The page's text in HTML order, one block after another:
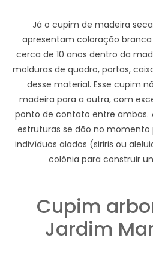
Já o cupim de madeira
apresentam coloração
cerca de 10 anos dentro da
molduras de quadro, portas,
desse material. Esse cupim
madeira para a outra, com
ponto de contato entre ambas.
estruturas se dão no
indivíduos alados (siriris ou
colônia para construir
Cupim
Jardim